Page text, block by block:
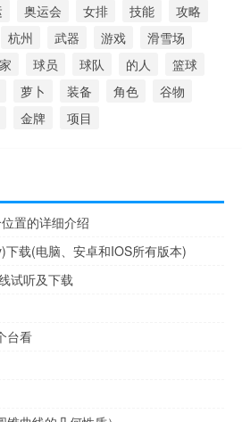
奥运会 女排 技能
攻略
杭州 武器 游戏
滑雪场
球员 球队 的人
篮球
萝卜 装备 角色
谷物
金牌 项目
置的详细介绍
载(电脑、安卓和IOS所有版本)
试听及下载
台看